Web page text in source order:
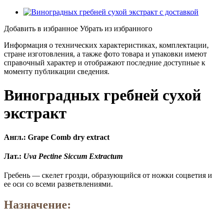
Добавить в избранное Убрать из избранного
Информация о технических характеристиках, комплектации,
стране изготовления, а также фото товара и упаковки имеют
справочный характер и отображают последние доступные к
моменту публикации сведения.
Виноградных гребней сухой
экстракт
Англ.: Grape Comb dry extract
Лат.: Uva Pectine Siccum Extractum
Гребень — скелет грозди, образующийся от ножки соцветия и
ее оси со всеми разветвлениями.
Назначение: